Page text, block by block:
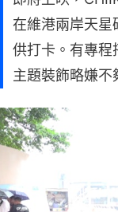
在維港兩岸天星
供打卡。有專程
主題裝飾略嫌不